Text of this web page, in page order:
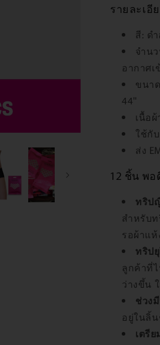
รายละเอี
สี: ด
จำน
อากาศเ
ขนา
44"
เนื้อ
ใช้กั
ส่ง
12 ชิ้น พอ
ทริป
สำหรับ
รอผ้าแ
ทริป
ลูกค้าที่
ว่างขึ้น
ช่วง
อยู่ในลิ้
เตรี